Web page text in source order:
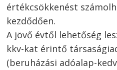
értékcsökkenést
kezdődően.
A jövő évtől lehetőség
kkv-kat érintő
(beruházási adóalap-